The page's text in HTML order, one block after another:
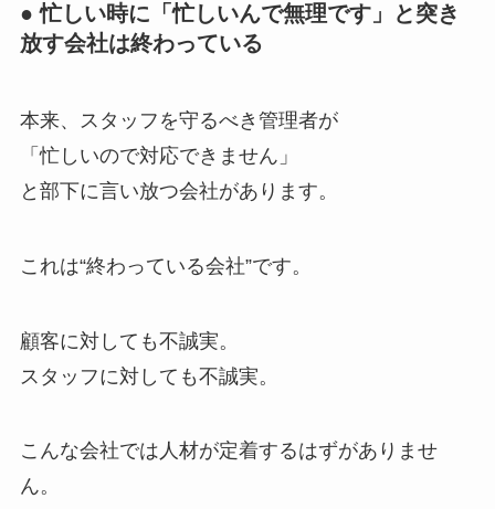
● 忙しい時に「忙しいんで無理です」と突き
放す会社は終わっている
本来、スタッフを守るべき管理者が
「忙しいので対応できません」
と部下に言い放つ会社があります。
これは“終わっている会社”です。
顧客に対しても不誠実。
スタッフに対しても不誠実。
こんな会社では人材が定着するはずがありませ
ん。